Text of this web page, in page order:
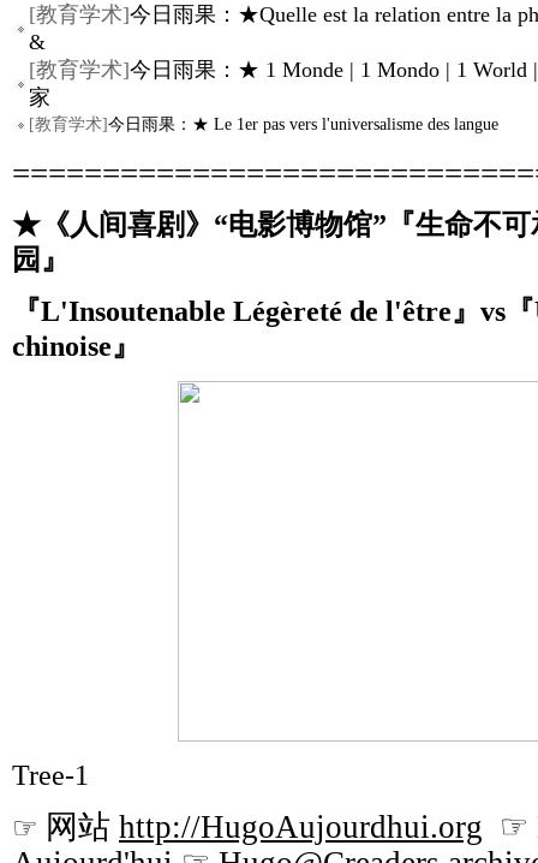
[教育学术]今日雨果：★Quelle est la relation entre la
&
[教育学术]今日雨果：★ 1 Monde | 1 Mondo | 1 World
家
[教育学术]今日雨果：★ Le 1er pas vers l'universalisme des langue
★《人间喜剧》“电影博物馆”『生命不可
园』
『L'Insoutenable Légèreté de l'être』vs『
chinoise』
Tree-1
☞ 网站 http://HugoAujourdhui.org ☞